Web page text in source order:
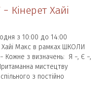
Кінерет Хайі
з 10:00 до 14:00
Макс в рамках ШКОЛИ
з визначень: Я −, Є −,
мистецтву
з постійно